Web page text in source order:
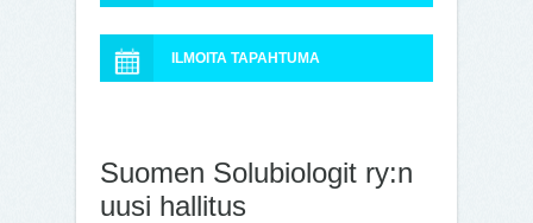
ILMOITA TAPAHTUMA
Suomen Solubiologit ry:n
uusi hallitus